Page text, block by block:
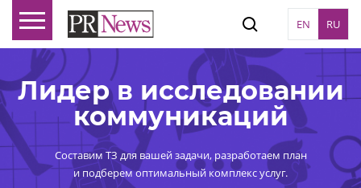
EN RU
Лидер в исследовании
коммуникаций
Составим ТЗ для вашей задачи, разработаем план
и подберем оптимальный комплекс услуг.